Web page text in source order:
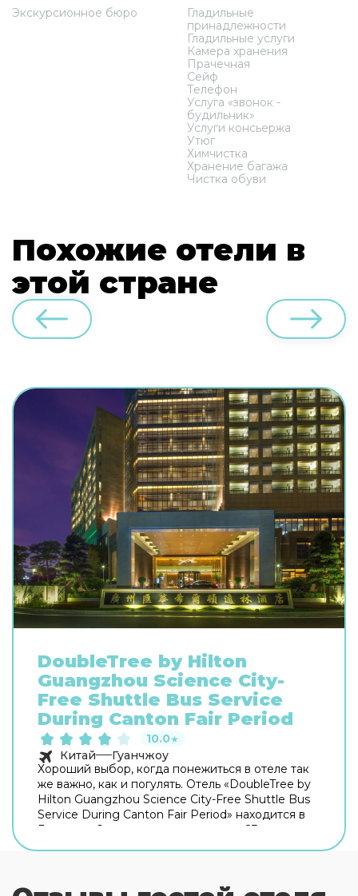
Экскурсионное бюро
Гладильные
принадлежности
Гладильные услуги
Камера хранения
Прачечная
Сейф
Телефон
Услуга «звонок -
будильник»
Услуги консьержа
Утюг
Химчистка
Хранение багажа
Чистка обуви
Похожие отели в
этой стране
DoubleTree by Hilton
Guangzhou Science City-
Free Shuttle Bus Service
During Canton Fair Period
10.0★
Китай
Гуанчжоу
Хороший выбор, когда понежиться в отеле так
же важно, как и погулять. Отель «DoubleTree by
Hilton Guangzhou Science City-Free Shuttle Bus
Service During Canton Fair Period» находится в
Гуанчжоу. Этот отель расположен в 23 км от
вечер или приятно провести время перед сном